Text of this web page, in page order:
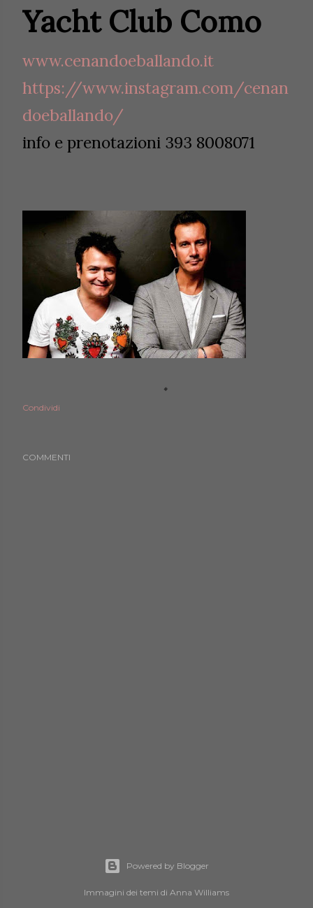
Yacht Club Como
www.cenandoeballando.it
https://www.instagram.com/cenan
doeballando/
info e prenotazioni 393 8008071
Condividi
COMMENTI
Powered by Blogger
Immagini dei temi di Anna Williams